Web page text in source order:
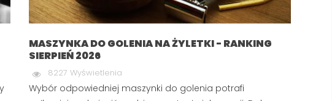
TWARDA WODA A GOLENIE
– DLACZEGO TWOJA
PIANA ZNIKA I JAK TO
NAPRAWIĆ?
DLA MĘŻCZYZN:
TOP 5 PRODUKTÓW
MASZYNKA DO GOLENIA NA ŻYLETKI - RANKING
SIERPIEŃ 2026
8227 Wyświetlenia
Wybór odpowiedniej maszynki do golenia potrafi